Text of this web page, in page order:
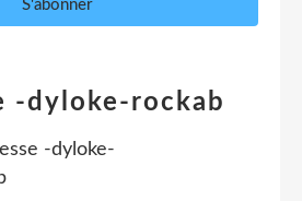
-dyloke-rockab